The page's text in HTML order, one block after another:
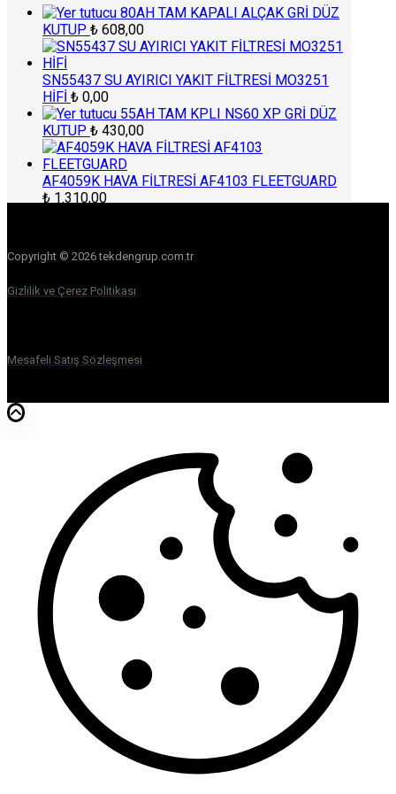
80AH TAM KAPALI ALÇAK GRİ DÜZ
KUTUP ₺ 608,00
SN55437 SU AYIRICI YAKIT FİLTRESİ MO3251
HİFİ ₺ 0,00
55AH TAM KPLI NS60 XP GRİ DÜZ
KUTUP ₺ 430,00
AF4059K HAVA FİLTRESİ AF4103 FLEETGUARD
₺ 1.310,00
Copyright © 2026 tekdengrup.com.tr
Gizlilik ve Çerez Politikası
Mesafeli Satış Sözleşmesi